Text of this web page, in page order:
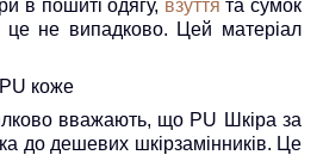
в пошиті одягу, взуття та сумок
це не випадково. Цей матеріал
PU коже
вважають, що PU Шкіра за
до дешевих шкірзамінників. Це